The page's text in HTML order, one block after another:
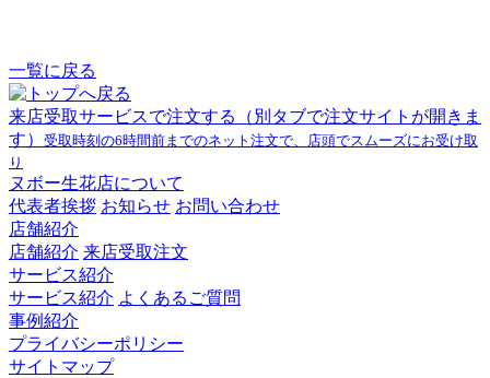
一覧に戻る
来店受取サービスで注文する
（別タブで注文サイトが開きま
す） 受取時刻の6時間前までのネット注文で、店頭でスムーズにお受け取
り
ヌボー生花店について
代表者挨拶 お知らせ お問い合わせ
店舗紹介
店舗紹介 来店受取注文
サービス紹介
サービス紹介 よくあるご質問
事例紹介
プライバシーポリシー
サイトマップ